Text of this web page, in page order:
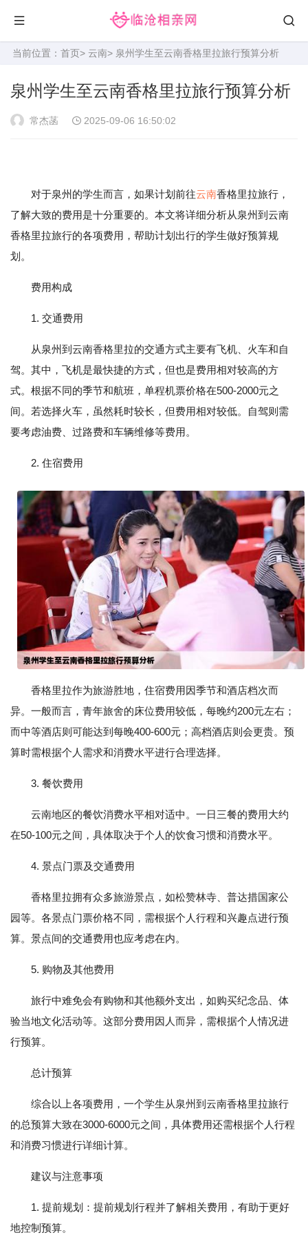
当前位置： 首页> 云南> 泉州学生至云南香格里拉旅行预算分析
泉州学生至云南香格里拉旅行预算分析
常杰菡 2025-09-06 16:50:02
对于泉州的学生而言，如果计划前往云南香格里拉旅行，
了解大致的费用是十分重要的。本文将详细分析从泉州到云南
香格里拉旅行的各项费用，帮助计划出行的学生做好预算规
划。
费用构成
1. 交通费用
从泉州到云南香格里拉的交通方式主要有飞机、火车和自
驾。其中，飞机是最快捷的方式，但也是费用相对较高的方
式。根据不同的季节和航班，单程机票价格在500-2000元之
间。若选择火车，虽然耗时较长，但费用相对较低。自驾则需
要考虑油费、过路费和车辆维修等费用。
2. 住宿费用
香格里拉作为旅游胜地，住宿费用因季节和酒店档次而
异。一般而言，青年旅舍的床位费用较低，每晚约200元左右；
而中等酒店则可能达到每晚400-600元；高档酒店则会更贵。预
算时需根据个人需求和消费水平进行合理选择。
3. 餐饮费用
云南地区的餐饮消费水平相对适中。一日三餐的费用大约
在50-100元之间，具体取决于个人的饮食习惯和消费水平。
4. 景点门票及交通费用
香格里拉拥有众多旅游景点，如松赞林寺、普达措国家公
园等。各景点门票价格不同，需根据个人行程和兴趣点进行预
算。景点间的交通费用也应考虑在内。
5. 购物及其他费用
旅行中难免会有购物和其他额外支出，如购买纪念品、体
验当地文化活动等。这部分费用因人而异，需根据个人情况进
行预算。
总计预算
综合以上各项费用，一个学生从泉州到云南香格里拉旅行
的总预算大致在3000-6000元之间，具体费用还需根据个人行程
和消费习惯进行详细计算。
建议与注意事项
1. 提前规划：提前规划行程并了解相关费用，有助于更好
地控制预算。